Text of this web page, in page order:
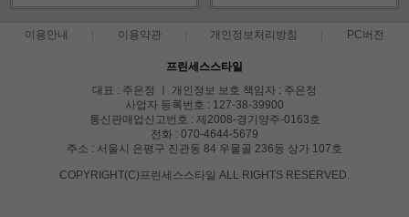
이용안내 이용약관 개인정보처리방침 PC버전
프린세스스타일
대표 : 주은정 ㅣ 개인정보 보호 책임자 : 주은정
사업자 등록번호 : 127-38-39900
통신판매업신고번호 : 제2008-경기양주-0163호
전화 : 070-4644-5679
주소 : 서울시 은평구 진관동 84 우물골 236동 상가 107호
COPYRIGHT(C)프린세스스타일 ALL RIGHTS RESERVED.